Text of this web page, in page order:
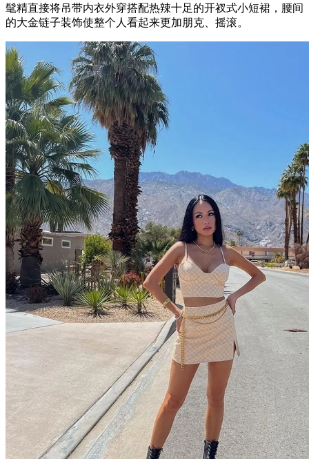
髦精直接将吊带内衣外穿搭配热辣十足的开衩式小短裙，腰间
的大金链子装饰使整个人看起来更加朋克、摇滚。